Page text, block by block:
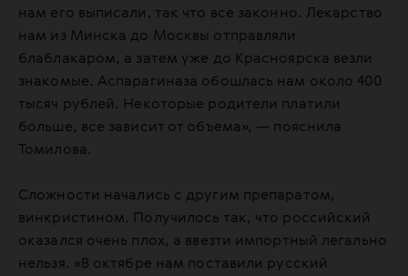
нам его выписали, так что все законно. Лекарство
нам из Минска до Москвы отправляли
блаблакаром, а затем уже до Красноярска везли
знакомые. Аспарагиназа обошлась нам около 400
тысяч рублей. Некоторые родители платили
больше, все зависит от объема», — пояснила
Томилова.
Сложности начались с другим препаратом,
винкристином. Получилось так, что российский
оказался очень плох, а ввезти импортный легально
нельзя. «В октябре нам поставили русский